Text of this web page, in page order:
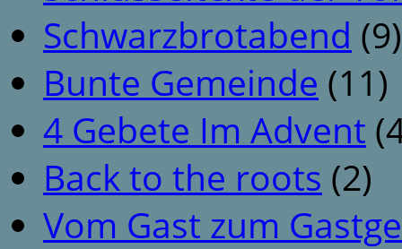
Schwarzbrotabend (9)
Bunte Gemeinde (11)
4 Gebete Im Advent
Back to the roots (2)
Vom Gast zum